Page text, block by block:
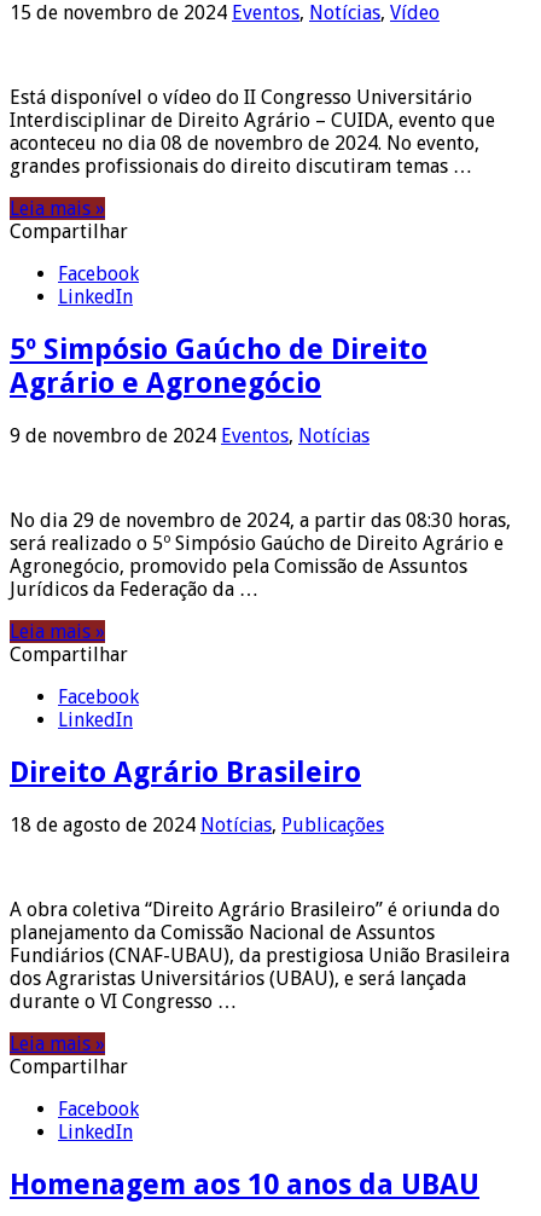
15 de novembro de 2024 Eventos, Notícias, Vídeo
Está disponível o vídeo do II Congresso Universitário
Interdisciplinar de Direito Agrário – CUIDA, evento que
aconteceu no dia 08 de novembro de 2024. No evento,
grandes profissionais do direito discutiram temas …
Leia mais »
Compartilhar
Facebook
LinkedIn
5º Simpósio Gaúcho de Direito
Agrário e Agronegócio
9 de novembro de 2024 Eventos, Notícias
No dia 29 de novembro de 2024, a partir das 08:30 horas,
será realizado o 5º Simpósio Gaúcho de Direito Agrário e
Agronegócio, promovido pela Comissão de Assuntos
Jurídicos da Federação da …
Leia mais »
Compartilhar
Facebook
LinkedIn
Direito Agrário Brasileiro
18 de agosto de 2024 Notícias, Publicações
A obra coletiva “Direito Agrário Brasileiro” é oriunda do
planejamento da Comissão Nacional de Assuntos
Fundiários (CNAF-UBAU), da prestigiosa União Brasileira
dos Agraristas Universitários (UBAU), e será lançada
durante o VI Congresso …
Leia mais »
Compartilhar
Facebook
LinkedIn
Homenagem aos 10 anos da UBAU